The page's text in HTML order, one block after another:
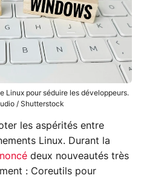
Linux pour séduire les développeurs.
/ Shutterstock
les aspérités entre
Linux. Durant la
deux nouveautés très
: Coreutils pour